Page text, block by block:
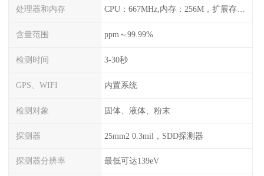
处理器和内存 CPU：667MHz,内存：256M，扩展存储最大支持32G，标配2G，可以海量存储数据
含量范围 ppm～99.99%
检测时间 3-30秒
GPS、WIFI 内置系统
检测对象 固体、液体、粉末
探测器 25mm2 0.3mil，SDD探测器
探测器分辨率 最低可达139eV